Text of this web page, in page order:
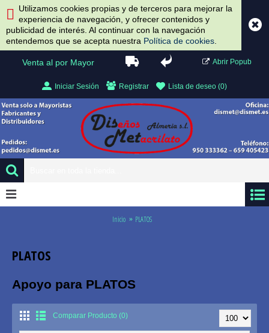
Utilizamos cookies propias y de terceros para mejorar la
experiencia de navegación, y ofrecer contenidos y
publicidad de interés. Al continuar con la navegación
entendemos que se acepta nuestra Política de cookies
Venta al por Mayor Abrir Popub
Iniciar Sesión Registrar Lista de deseo (0)
Inicio PLATOS
PLATOS
Apoyo para PLATOS
Comparar Producto (0)